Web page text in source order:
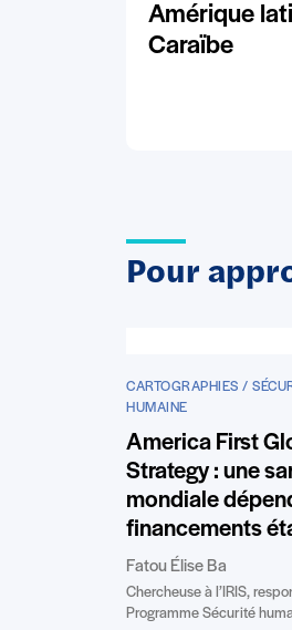
Amérique
Caraïbe
Pour
CARTOGRAPHIES /
HUMAINE
America First
Strategy : une
mondiale
financements
Fatou Élise Ba
Chercheuse à l’IRIS,
Programme Sécurité